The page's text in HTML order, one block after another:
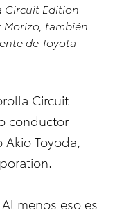
Circuit Edition
también
de Toyota
Circuit
conductor
Toyoda,
menos eso es